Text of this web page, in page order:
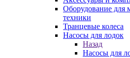
Оборудование для
техники
Транцевые колеса
Насосы для лодок
Назад
Насосы для